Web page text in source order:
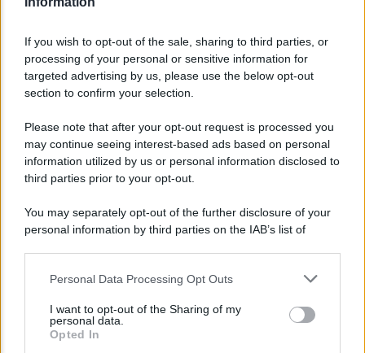
If you wish to opt-out of the sale, sharing to third parties, or
processing of your personal or sensitive information for
targeted advertising by us, please use the below opt-out
section to confirm your selection.
Please note that after your opt-out request is processed you
may continue seeing interest-based ads based on personal
information utilized by us or personal information disclosed to
third parties prior to your opt-out.
You may separately opt-out of the further disclosure of your
personal information by third parties on the IAB’s list of
This information may also be disclosed by us to third parties
disclose it to other third parties.
Please note that this website/app uses one or more Google
Personal Data Processing Opt Outs
I want to opt-out of the Sharing of my
personal data.
Opted In
NEWS MEDICHE
Bollettino covid oggi 3 gennaio 2022: contagi,
Camilla